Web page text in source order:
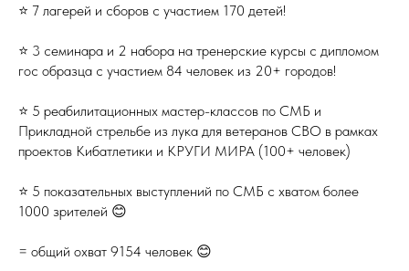
⭐️ 7 лагерей и сборов с участием 170 детей!
⭐️ 3 семинара и 2 набора на тренерские курсы с дипломом
гос образца с участием 84 человек из 20+ городов!
⭐️ 5 реабилитационных мастер-классов по СМБ и
Прикладной стрельбе из лука для ветеранов СВО в рамках
проектов Кибатлетики и КРУГИ МИРА (100+ человек)
⭐️ 5 показательных выступлений по СМБ с хватом более
1000 зрителей 😊
= общий охват 9154 человек 😊